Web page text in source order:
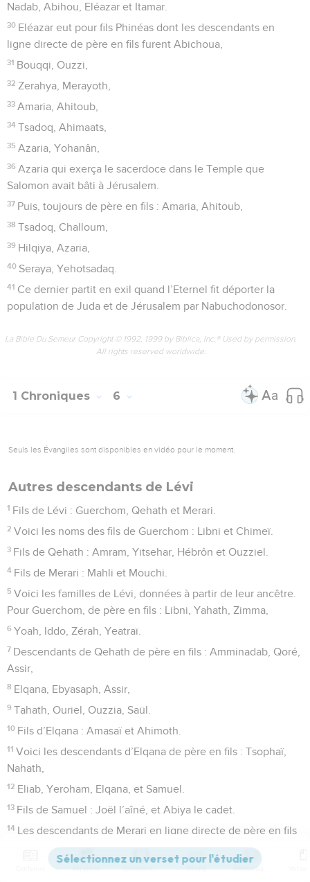
Nadab, Abihou, Eléazar et Itamar.
30 Eléazar eut pour fils Phinéas dont les descendants en
ligne directe de père en fils furent Abichoua,
31 Bouqqi, Ouzzi,
32 Zerahya, Merayoth,
33 Amaria, Ahitoub,
34 Tsadoq, Ahimaats,
35 Azaria, Yohanân,
36 Azaria qui exerça le sacerdoce dans le Temple que
Salomon avait bâti à Jérusalem.
37 Puis, toujours de père en fils : Amaria, Ahitoub,
38 Tsadoq, Challoum,
39 Hilqiya, Azaria,
40 Seraya, Yehotsadaq.
41 Ce dernier partit en exil quand l’Eternel fit déporter la
population de Juda et de Jérusalem par Nabuchodonosor.
La Bible Du Semeur Copyright © 1992, 1999 by Biblica, Inc.® Used by permission.
All rights reserved worldwide.
1 Chroniques 6
Seuls les Évangiles sont disponibles en vidéo pour le moment.
Autres descendants de Lévi
1 Fils de Lévi : Guerchom, Qehath et Merari.
2 Voici les noms des fils de Guerchom : Libni et Chimeï.
3 Fils de Qehath : Amram, Yitsehar, Hébrôn et Ouzziel.
4 Fils de Merari : Mahli et Mouchi.
5 Voici les familles de Lévi, données à partir de leur ancêtre.
Pour Guerchom, de père en fils : Libni, Yahath, Zimma,
6 Yoah, Iddo, Zérah, Yeatraï.
7 Descendants de Qehath de père en fils : Amminadab, Qoré,
Assir,
8 Elqana, Ebyasaph, Assir,
9 Tahath, Ouriel, Ouzzia, Saül.
10 Fils d’Elqana : Amasaï et Ahimoth.
11 Voici les descendants d’Elqana de père en fils : Tsophaï,
Nahath,
12 Eliab, Yeroham, Elqana, et Samuel.
13 Fils de Samuel : Joël l’aîné, et Abiya le cadet.
14 Les descendants de Merari en ligne directe de père en fils
furent : Mahli, Libni, Chimeï, Ouzza,
Chimea, Hagguiya, et Asaya.
Versions Commentaires Strong